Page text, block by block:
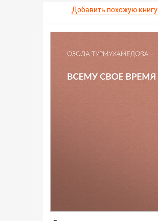
Добавить похожую книгу